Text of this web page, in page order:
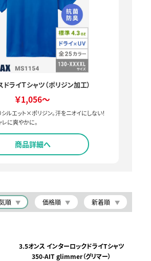
ライＴシャツ（ポリジン加工）
￥1,056～
ルエット×ポリジン。汗をニオイにしない！
に爽やかに。
商品詳細へ
順 価格順 新着順
3.5オンス インターロックドライTシャツ
350-AIT glimmer（グリマー）